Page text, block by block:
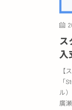
ス
入
【
「
ル
廣